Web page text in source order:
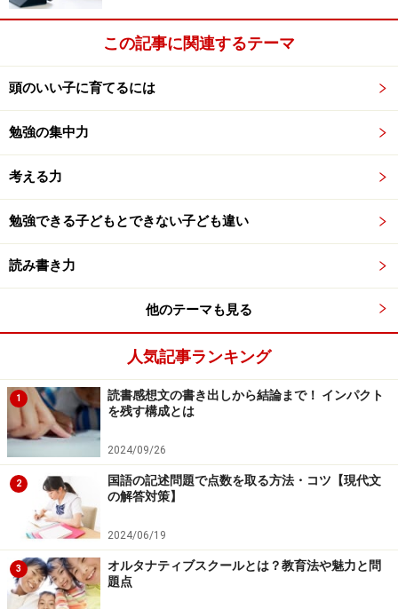
や進捗の一括管理などもできるようになっていますか
ら、教員も保護者も子ども自身も状況の把握などがしや
すくなるでしょう。
現在のところ、GIGA端末を自宅に持ち帰ることを許可し
ていない自治体もあるようですが、文科省は持ち帰りを
その正誤確認（マルつけ）も、子ども一人で完結するの
で本当に便利です。今後は宿題の在り方・やり方なども
変わってくるのでしょうね。端末の持ち帰りも、ほとん
どの自治体で可能になってくるのではないでしょうか。
「夏休みの宿題」をなくす学校が増えてい
「宿題の在り方の変化」という意味では、夏休みなどの
長期休暇中の宿題を廃止する学校も出てきました。
これについては賛否が分かれているようですが、賛成派
は「やらされている義務的な学習は学習効果が高くな
い。各子どもや家庭が『夏休みだからできる学習・活
動』を自分たちで考えて取り組むほうがよいのではない
か」と主張します。一方で反対派は「塾に通っている子
は良いが、家庭の教育力などが低いと何もしないまま時
間が過ぎてしまう。学びの格差が広がるのではないか」
とそれぞれ主張しています。
この記事に関連するテーマ
頭のいい子に育てるには
勉強の集中力
考える力
勉強できる子どもとできない子ども違い
読み書き力
他のテーマも見る
人気記事ランキング
1
読書感想文の書き出しから結論まで！ インパクト
を残す構成とは
2024/09/26
2
国語の記述問題で点数を取る方法・コツ【現代文
の解答対策】
2024/06/19
3
オルタナティブスクールとは？教育法や魅力と問
題点